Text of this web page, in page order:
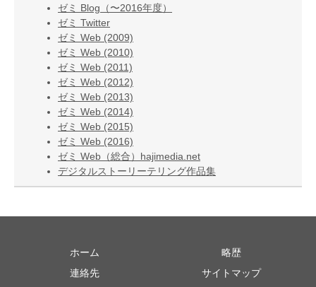
ゼミ Blog（〜2016年度）
ゼミ Twitter
ゼミ Web (2009)
ゼミ Web (2010)
ゼミ Web (2011)
ゼミ Web (2012)
ゼミ Web (2013)
ゼミ Web (2014)
ゼミ Web (2015)
ゼミ Web (2016)
ゼミ Web（総合）hajimedia.net
デジタルストーリーテリング作品集
ホーム
略歴
連絡先
サイトマップ